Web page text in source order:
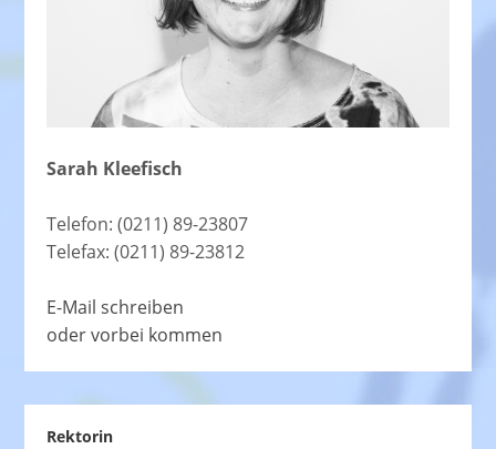
Sarah Kleefisch
Telefon: (0211) 89-23807
Telefax: (0211) 89-23812
E-Mail schreiben
oder vorbei kommen
Rektorin